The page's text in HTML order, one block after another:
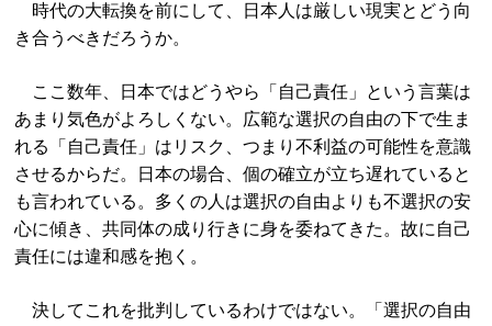
時代の大転換を前にして、日本人は厳しい現実とどう向
き合うべきだろうか。
ここ数年、日本ではどうやら「自己責任」という言葉は
あまり気色がよろしくない。広範な選択の自由の下で生ま
れる「自己責任」はリスク、つまり不利益の可能性を意識
させるからだ。日本の場合、個の確立が立ち遅れていると
も言われている。多くの人は選択の自由よりも不選択の安
心に傾き、共同体の成り行きに身を委ねてきた。故に自己
責任には違和感を抱く。
決してこれを批判しているわけではない。「選択の自由